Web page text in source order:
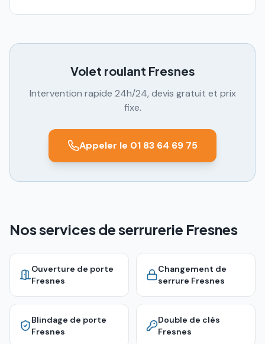
Volet roulant Fresnes
Intervention rapide 24h/24, devis gratuit et prix
fixe.
Appeler le 01 83 64 69 75
Nos services de serrurerie Fresnes
Ouverture de porte
Fresnes
Changement de
serrure Fresnes
Blindage de porte
Fresnes
Double de clés
Fresnes